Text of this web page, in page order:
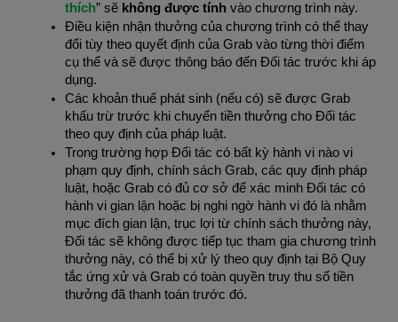
thích” sẽ không được tính vào chương trình này.
Điều kiện nhận thưởng của chương trình có thể thay
đổi tùy theo quyết định của Grab vào từng thời điểm
cụ thể và sẽ được thông báo đến Đối tác trước khi áp
dụng.
Các khoản thuế phát sinh (nếu có) sẽ được Grab
khấu trừ trước khi chuyển tiền thưởng cho Đối tác
theo quy định của pháp luật.
Trong trường hợp Đối tác có bất kỳ hành vi nào vi
phạm quy định, chính sách Grab, các quy định pháp
luật, hoặc Grab có đủ cơ sở để xác minh Đối tác có
hành vi gian lận hoặc bị nghi ngờ hành vi đó là nhằm
mục đích gian lận, trục lợi từ chính sách thưởng này,
Đối tác sẽ không được tiếp tục tham gia chương trình
thưởng này, có thể bị xử lý theo quy định tại Bộ Quy
tắc ứng xử và Grab có toàn quyền truy thu số tiền
thưởng đã thanh toán trước đó.